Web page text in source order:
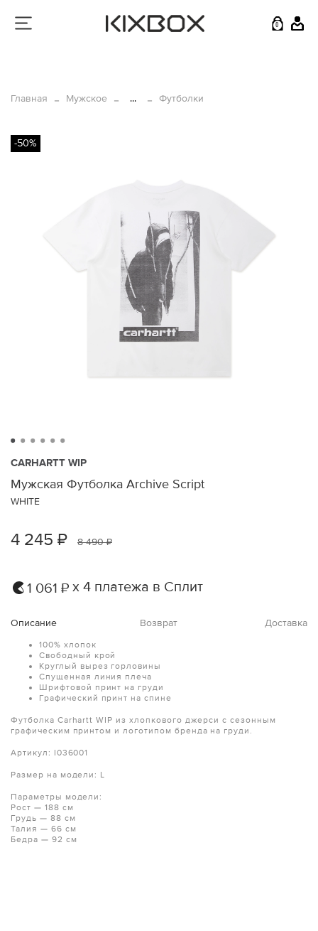
0
Главная Мужское ... Футболки
-50%
CARHARTT WIP
Мужская Футболка Archive Script
WHITE
4 245 ₽ 8 490 ₽
1 061 ₽ х 4 платежа в Сплит
Описание Возврат Доставка
100% хлопок
Свободный крой
Круглый вырез горловины
Спущенная линия плеча
Шрифтовой принт на груди
Графический принт на спине
Футболка Carhartt WIP из хлопкового джерси с сезонным
графическим принтом и логотипом бренда на груди.
Артикул: I036001
Размер на модели: L
Параметры модели:
Рост — 188 см
Грудь — 88 см
Талия — 66 см
Бедра — 92 см